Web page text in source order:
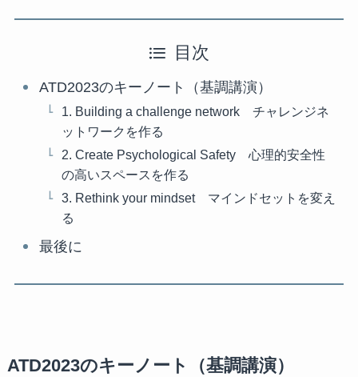
目次
ATD2023のキーノート（基調講演）
1. Building a challenge network チャレンジネ
ットワークを作る
2. Create Psychological Safety 心理的安全性
の高いスペースを作る
3. Rethink your mindset マインドセットを変え
る
最後に
ATD2023のキーノート（基調講演）